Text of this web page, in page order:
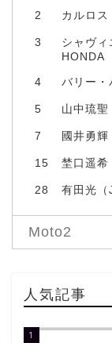
2 カルロス
3
シャヴィ
HONDA
4 バリー・
5 山中琉
7 國井勇
15 埜口遥希
28 有田光（
Moto2
人気記事
1